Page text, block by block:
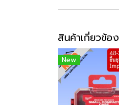
สินค้าเกี่ยวข้อง
New